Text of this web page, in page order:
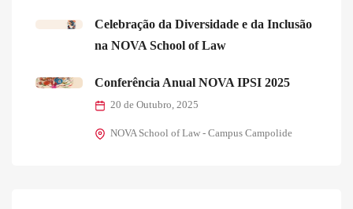
Celebração da Diversidade e da Inclusão
na NOVA School of Law
Conferência Anual NOVA IPSI 2025
20 de Outubro, 2025
NOVA School of Law - Campus Campolide